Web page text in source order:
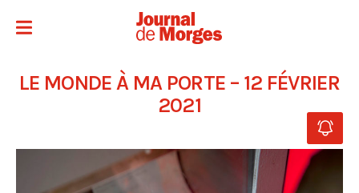
LE MONDE À MA PORTE – 12 FÉVRIER
2021